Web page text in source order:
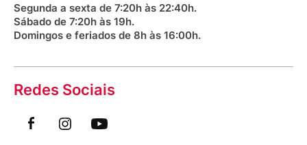
Segunda a sexta de 7:20h às 22:40h.
Sábado de 7:20h às 19h.
Domingos e feriados de 8h às 16:00h.
Redes Sociais